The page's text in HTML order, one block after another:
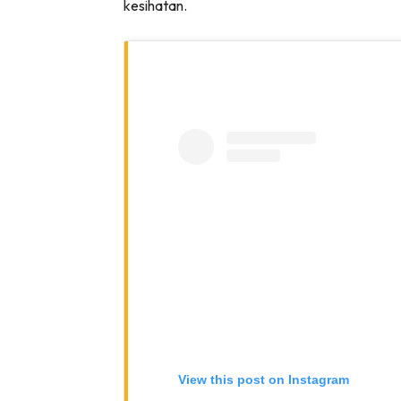
kesihatan.
View this post on Instagram